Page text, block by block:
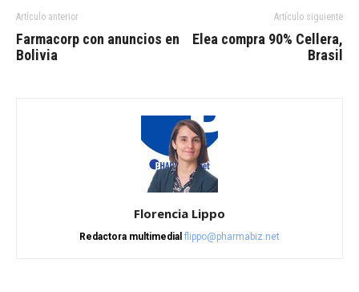
Artículo anterior
Farmacorp con anuncios en
Bolivia
Artículo siguiente
Elea compra 90% Cellera,
Brasil
Florencia Lippo
Redactora multimedial flippo@pharmabiz.net